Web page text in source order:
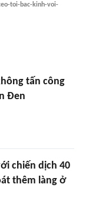
toi-bac-kinh-voi-
tấn công
Đen
chiến dịch 40
thêm làng ở